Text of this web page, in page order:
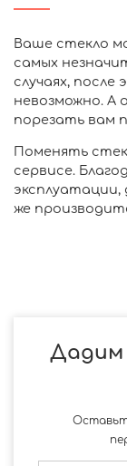
Ваше стекло
самых
случаях,
невозможно. А
порезать вам
Поменять
сервисе.
же
Дадим